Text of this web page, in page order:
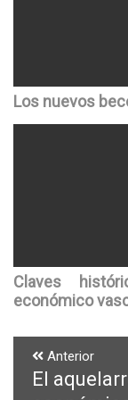
Los nuevos
Claves
económico
de
Anterior
Entrada
El